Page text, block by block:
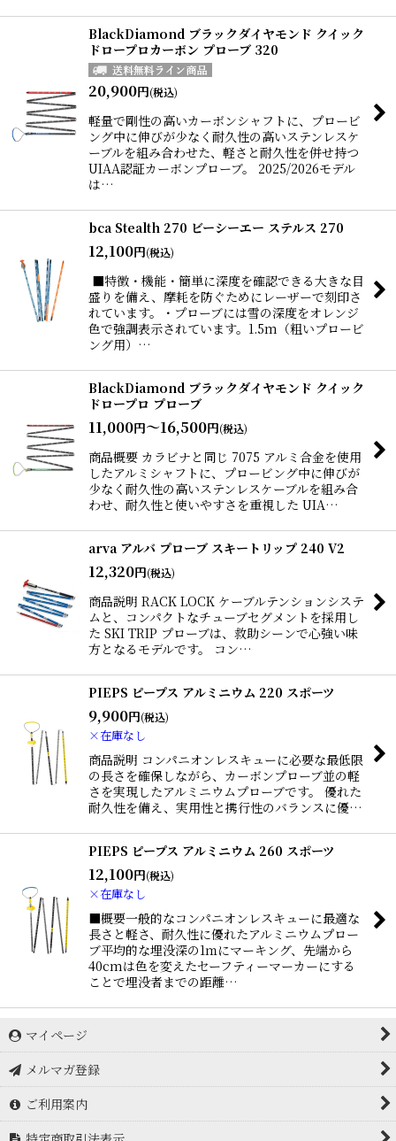
BlackDiamond ブラックダイヤモンド クイック
ドロープロカーボン プローブ 320
20,900円(税込)
軽量で剛性の高いカーボンシャフトに、プロービ
ング中に伸びが少なく耐久性の高いステンレスケ
ーブルを組み合わせた、軽さと耐久性を併せ持つ
UIAA認証カーボンプローブ。 2025/2026モデル
は…
bca Stealth 270 ビーシーエー ステルス 270
12,100円(税込)
■特徴・機能・簡単に深度を確認できる大きな目
盛りを備え、摩耗を防ぐためにレーザーで刻印さ
れています。・プローブには雪の深度をオレンジ
色で強調表示されています。1.5m（粗いプロービ
ング用）…
BlackDiamond ブラックダイヤモンド クイック
ドロープロ プローブ
11,000円～16,500円(税込)
商品概要 カラビナと同じ 7075 アルミ合金を使用
したアルミシャフトに、プロービング中に伸びが
少なく耐久性の高いステンレスケーブルを組み合
わせ、耐久性と使いやすさを重視した UIA…
arva アルバ プローブ スキートリップ 240 V2
12,320円(税込)
商品説明 RACK LOCK ケーブルテンションシステ
ムと、コンパクトなチューブセグメントを採用し
た SKI TRIP プローブは、救助シーンで心強い味
方となるモデルです。 コン…
PIEPS ピープス アルミニウム 220 スポーツ
9,900円(税込)
×在庫なし
商品説明 コンパニオンレスキューに必要な最低限
の長さを確保しながら、カーボンプローブ並の軽
さを実現したアルミニウムプローブです。 優れた
耐久性を備え、実用性と携行性のバランスに優…
PIEPS ピープス アルミニウム 260 スポーツ
12,100円(税込)
×在庫なし
■概要一般的なコンパニオンレスキューに最適な
長さと軽さ、耐久性に優れたアルミニウムプロー
ブ平均的な埋没深の1ｍにマーキング、先端から
40cmは色を変えたセーフティーマーカーにする
ことで埋没者までの距離…
マイページ
メルマガ登録
ご利用案内